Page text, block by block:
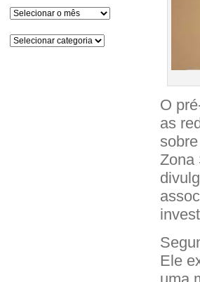
Arquivos
Categorias
O
as
Zona
Ele